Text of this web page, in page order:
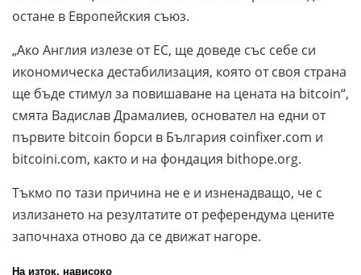
остане в Европейския съюз.
„Ако Англия излезе от ЕС, ще доведе със себе си
икономическа дестабилизация, която от своя страна
ще бъде стимул за повишаване на цената на bitcoin“,
смята Вадислав Драмалиев, основател на едни от
първите bitcoin борси в България coinfixer.com и
bitcoini.com, както и на фондация bithope.org.
Тъкмо по тази причина не е и изненадващо, че с
излизането на резултатите от референдума цените
започнаха отново да се движат нагоре.
На изток, нависоко